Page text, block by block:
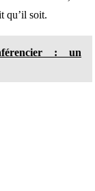
qu’il soit.
: un